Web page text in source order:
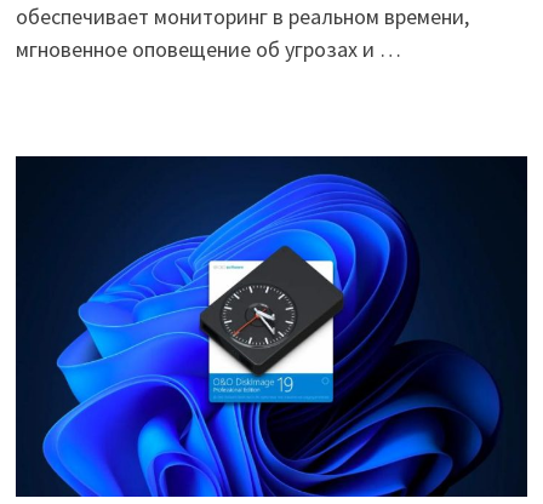
обеспечивает мониторинг в реальном времени,
мгновенное оповещение об угрозах и …